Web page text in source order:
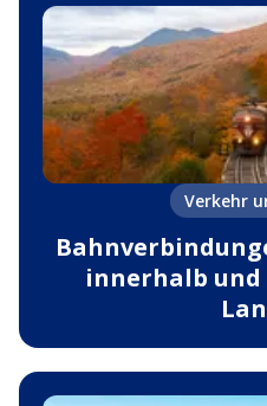
Verkehr
innerhalb und